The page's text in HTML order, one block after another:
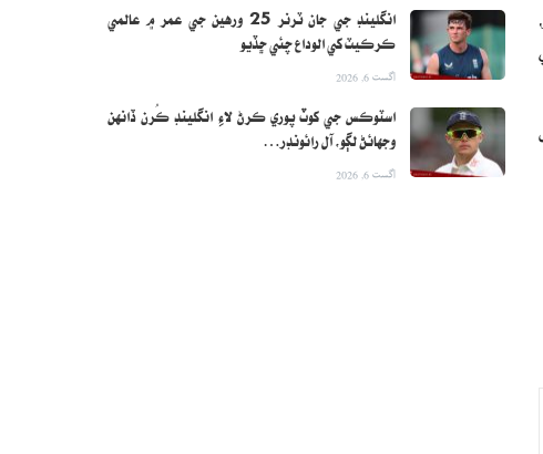
انگلينڊ جي جان ٽرنر 25 ورهين جي عمر ۾ عالمي
ڪرڪيٽ کي الوداع چئي ڇڏيو
اگست 6, 2026
اسٽوڪس جي کوٽ پوري ڪرڻ لاءِ انگلينڊ ڪُرن ڏانهن
وجهائڻ لڳو، آل رائونڊر…
اگست 6, 2026